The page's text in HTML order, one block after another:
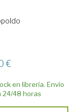
€
en librería. Envío
24/48 horas